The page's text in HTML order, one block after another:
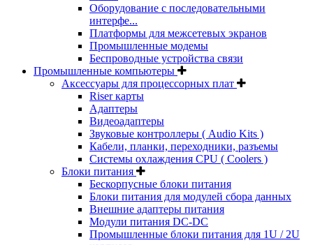
Оборудование с последовательными
интерфе...
Платформы для межсетевых экранов
Промышленные модемы
Беспроводные устройства связи
Промышленные компьютеры
Аксессуары для процессорных плат
Riser карты
Адаптеры
Видеоадаптеры
Звуковые контроллеры ( Audio Kits )
Кабели, планки, переходники, разъемы
Системы охлаждения CPU ( Coolers )
Блоки питания
Бескорпусные блоки питания
Блоки питания для модулей сбора данных
Внешние адаптеры питания
Модули питания DC-DC
Промышленные блоки питания для 1U / 2U